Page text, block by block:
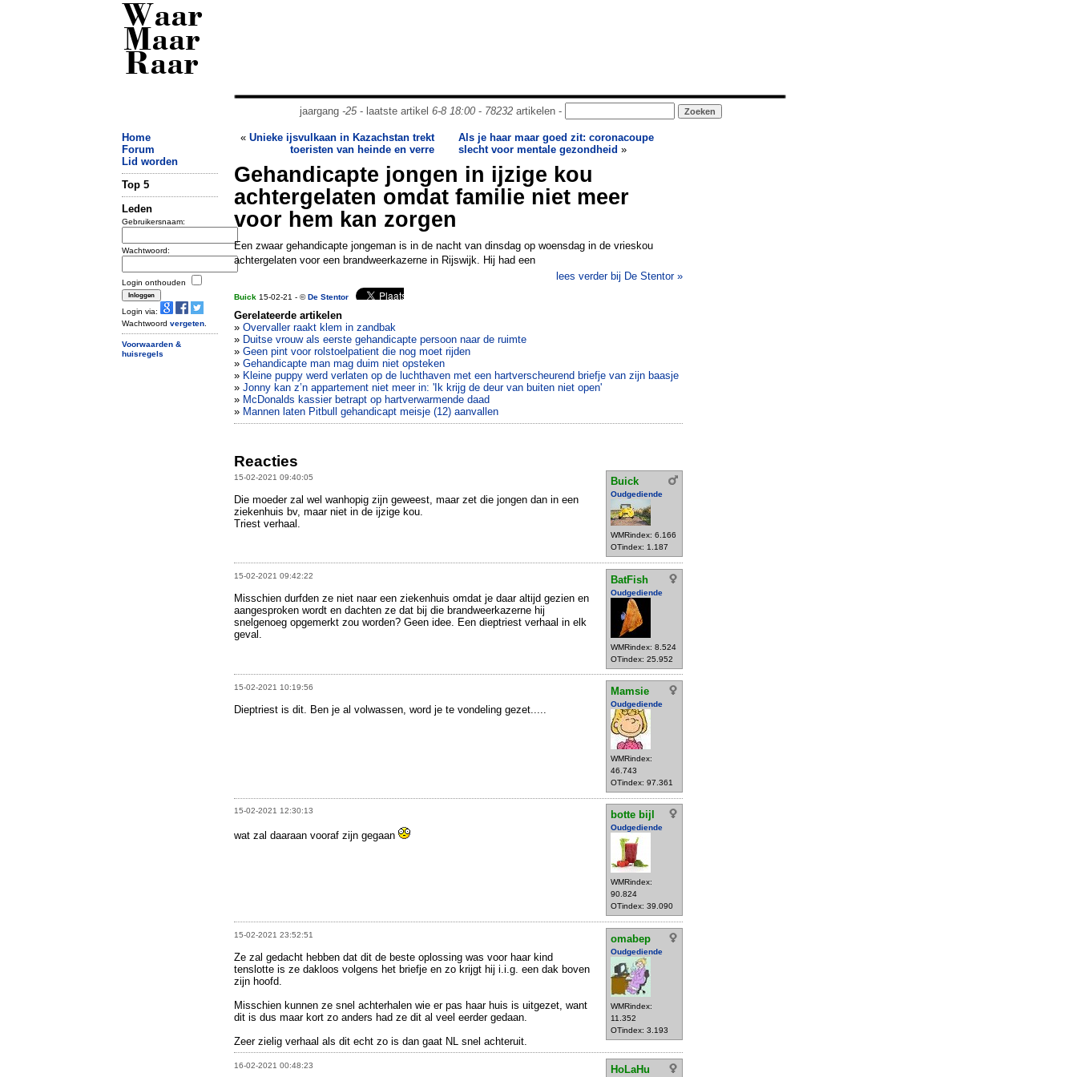
Waar
Maar
Raar
jaargang -25- laatste artikel 6-8 18:00- 78232artikelen -
Home
Forum
Lid worden
Top 5
Leden
Gebruikersnaam:
Wachtwoord:
Login onthouden
Login via:
Wachtwoord vergeten
Voorwaarden &
huisregels
« Unieke ijsvulkaan in Kazachstan trekt
toeristen van heinde en verre
Als je haar maar goed zit: coronacoupe
slecht voor mentale gezondheid »
Gehandicapte jongen in ijzige kou
achtergelaten omdat familie niet meer
voor hem kan zorgen
Een zwaar gehandicapte jongeman is in de nacht van dinsdag op woensdag in de vrieskou
achtergelaten voor een brandweerkazerne in Rijswijk. Hij had een
lees verder bij De Stentor »
Buick 15-02-21 - ©De Stentor
Gerelateerde artikelen
» Overvaller raakt klem in zandbak
» Duitse vrouw als eerste gehandicapte persoon naar de ruimte
» Geen pint voor rolstoelpatient die nog moet rijden
» Gehandicapte man mag duim niet opsteken
» Kleine puppy werd verlaten op de luchthaven met een hartverscheurend briefje van zijn baasje
» Jonny kan z’n appartement niet meer in: 'Ik krijg de deur van buiten niet open'
» McDonalds kassier betrapt op hartverwarmende daad
» Mannen laten Pitbull gehandicapt meisje (12) aanvallen
Reacties
15-02-2021 09:40:05 Buick
Oudgediende
WMRindex: 6.166
OTindex: 1.187
Die moeder zal wel wanhopig zijn geweest, maar zet die jongen dan in een
ziekenhuis bv, maar niet in de ijzige kou.
Triest verhaal.
15-02-2021 09:42:22 BatFish
Oudgediende
WMRindex: 8.524
OTindex: 25.952
Misschien durfden ze niet naar een ziekenhuis omdat je daar altijd gezien en
aangesproken wordt en dachten ze dat bij die brandweerkazerne hij
snelgenoeg opgemerkt zou worden? Geen idee. Een dieptriest verhaal in elk
geval.
15-02-2021 10:19:56 Mamsie
Oudgediende
WMRindex:
46.743
OTindex: 97.361
Dieptriest is dit. Ben je al volwassen, word je te vondeling gezet.....
15-02-2021 12:30:13 botte bijl
Oudgediende
WMRindex:
90.824
OTindex: 39.090
wat zal daaraan vooraf zijn gegaan
15-02-2021 23:52:51 omabep
Oudgediende
WMRindex:
11.352
OTindex: 3.193
Ze zal gedacht hebben dat dit de beste oplossing was voor haar kind
tenslotte is ze dakloos volgens het briefje en zo krijgt hij i.i.g. een dak boven
zijn hoofd.
Misschien kunnen ze snel achterhalen wie er pas haar huis is uitgezet, want
dit is dus maar kort zo anders had ze dit al veel eerder gedaan.
Zeer zielig verhaal als dit echt zo is dan gaat NL snel achteruit.
16-02-2021 00:48:23 HoLaHu